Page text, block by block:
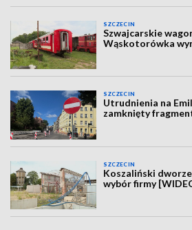
SZCZECIN
Szwajcarskie
Wąskotorówka
SZCZECIN
Utrudnienia na
zamknięty
SZCZECIN
Koszaliński
wybór firmy